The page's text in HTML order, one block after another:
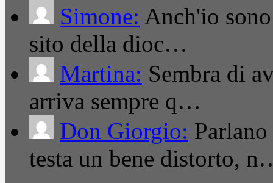
Simone: Anch'io
sito della dioc…
Martina: Sembra di
arriva sempre q…
Don Giorgio:
testa un bene distorto,